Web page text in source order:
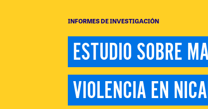
INFORMES DE INVESTIGACIÓN
ESTUDIO SOBRE
VIOLENCIA EN